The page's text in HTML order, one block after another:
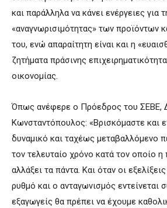
και παράλληλα να κάνει ενέργειες για
«αναγνωρισιμότητας» των προϊόντων
του, ενώ απαραίτητη είναι και η
ζητήματα πράσινης
οικονομίας.
Όπως ανέφερε ο Πρόεδρος του ΣΕΒΕ,
Κωνσταντόπουλος: «Βρισκόμαστε και
δυναμικό και ταχέως μεταβαλλόμενο
τον τελευταίο χρόνο κατά τον οποίο η
αλλάξει τα πάντα. Και όταν οι
ρυθμό και ο ανταγωνισμός εντείνεται
εξαγωγείς θα πρέπει να έχουμε